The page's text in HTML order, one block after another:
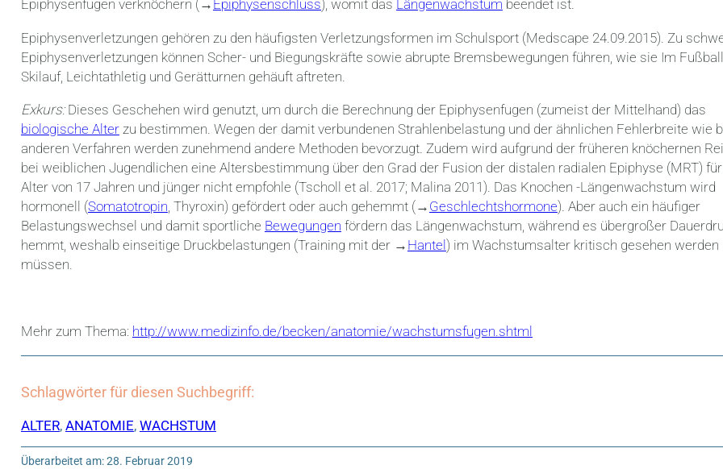
Epiphysenfugen verknöchern (→ Epiphysenschluss), womit das Längenwachstum beendet ist.
Epiphysenverletzungen gehören zu den häufigsten Verletzungsformen im Schulsport (Medscape 24.09.2015). Zu
Epiphysenverletzungen können Scher- und Biegungskräfte sowie abrupte Bremsbewegungen führen, wie sie Im Fußball,
Skilauf, Leichtathletig und Gerätturnen gehäuft aftreten.
Exkurs:Dieses Geschehen wird genutzt, um durch die Berechnung der Epiphysenfugen (zumeist der Mittelhand) das
biologische Alterzu bestimmen. Wegen der damit verbundenen Strahlenbelastung und der ähnlichen Fehlerbreite wie
anderen Verfahren werden zunehmend andere Methoden bevorzugt. Zudem wird aufgrund der früheren knöchernen
bei weiblichen Jugendlichen eine Altersbestimmung über den Grad der Fusion der distalen radialen Epiphyse (MRT)
Alter von 17 Jahren und jünger nicht empfohle (Tscholl et al. 2017; Malina 2011). Das Knochen -Längenwachstum wird
hormonell (Somatotropin, Thyroxin) gefördert oder auch gehemmt (→ Geschlechtshormone). Aber auch ein häufiger
Belastungswechsel und damit sportliche Bewegungen fördern das Längenwachstum, während es übergroßer
hemmt, weshalb einseitige Druckbelastungen (Training mit der → Hantel ) im Wachstumsalter kritisch gesehen werden
müssen.
Mehr zum Thema: http://www.medizinfo.de/becken/anatomie/wachstumsfugen.shtml
Schlagwörter für diesen Suchbegriff:
ALTER, ANATOMIE, WACHSTUM
Überarbeitet am: 28. Februar 2019